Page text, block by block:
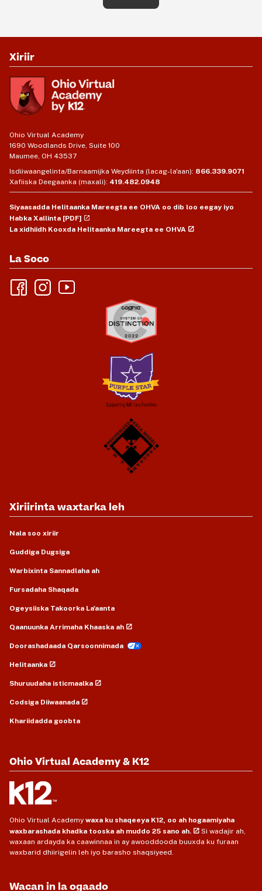
Xiriir
Ohio Virtual Academy
1690 Woodlands Drive, Suite 100
Maumee, OH 43537
Isdiiwaangelinta/Barnaamijka Weydiinta (lacag-la'aan): 866.339.9071
Xafiiska Deegaanka (maxali): 419.482.0948
Siyaasadda Helitaanka Mareegta ee OHVA oo dib loo eegay iyo
Habka Xallinta [PDF]
La xidhiidh Kooxda Helitaanka Mareegta ee OHVA
La Soco
Xiriirinta waxtarka leh
Nala soo xiriir
Guddiga Dugsiga
Warbixinta Sannadlaha ah
Fursadaha Shaqada
Ogeysiiska Takoorka La'aanta
Qaanuunka Arrimaha Khaaska ah
Doorashadaada Qarsoonnimada
Helitaanka
Shuruudaha isticmaalka
Codsiga Diiwaanada
Khariidadda goobta
Ohio Virtual Academy & K12
Ohio Virtual Academy waxa ku shaqeeya K12, oo ah hogaamiyaha
waxbarashada khadka tooska ah muddo 25 sano ah.
Si wadajir ah,
waxaan ardayda ka caawinnaa in ay awooddooda buuxda ku furaan
waxbarid dhiirigelin leh iyo barasho shaqsiyeed.
Wacan in la ogaado